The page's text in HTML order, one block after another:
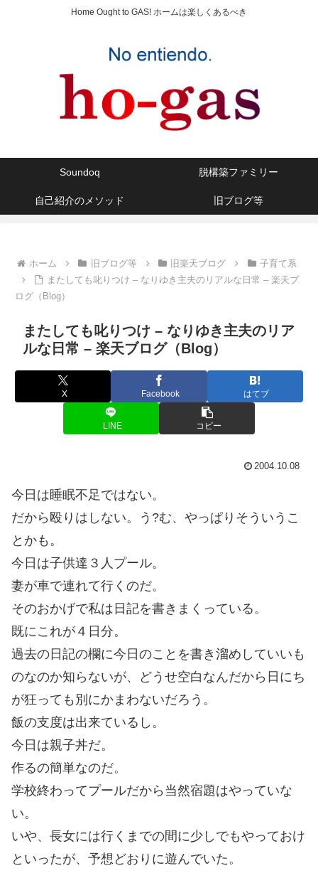
Home Ought to GAS! ホームは楽しくあるべき
Soundoq 脱構築ファミリー
自己紹介のメソッド 旧ブログ等
ホーム 旧ブログ等 旧楽天ブログ
子育て系
またしても叱りつけ – なりゆき主夫のリアルな日常 – 楽天ブ
ログ（Blog）
またしても叱りつけ – なりゆき主夫のリア
ルな日常 – 楽天ブログ（Blog）
X Facebook はてブ
LINE コピー
2004.10.08
今日は睡眠不足ではない。
だから殴りはしない。う?む、やっぱりそういうこ
とかも。
今日は子供達３人プール。
妻が車で連れて行くのだ。
そのおかげで私は日記を書きまくっている。
既にこれが４日分。
過去の日記の欄に今日のことを書き溜めしていいも
のなのか知らないが、どうせ空白なんだから日にち
が狂っても別にかまわないだろう。
飯の支度は出来ているし。
今日は親子丼だ。
作るの簡単なのだ。
学校終わってプールだから当然宿題はやっていな
い。
いや、長女には行くまでの間に少しでもやっておけ
といったが、予想どおりに遊んでいた。